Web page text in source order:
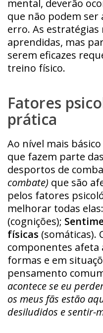
mental, deverão
que não podem ser
erro. As
aprendidas, mas
serem eficazes
treino físico.
Fatores
prática
Ao nível mais
que fazem parte
desportos de
combate) que são
pelos fatores
melhorar todas elas:
(cognições);
físicas (somáticas).
componentes afeta
formas e em
pensamento
acontece se eu
os meus fãs estão
desiludidos e sentir-